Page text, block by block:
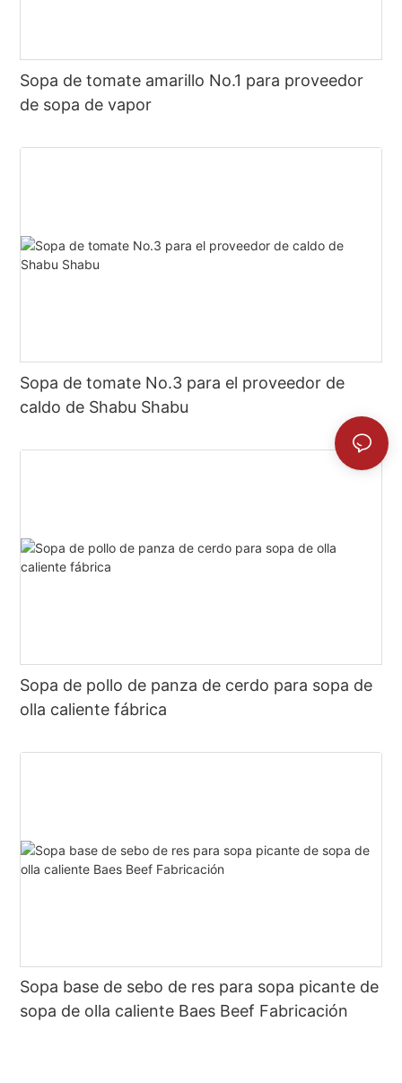
Sopa de tomate amarillo No.1 para proveedor
de sopa de vapor
Sopa de tomate No.3 para el proveedor de
caldo de Shabu Shabu
Sopa de pollo de panza de cerdo para sopa de
olla caliente fábrica
Sopa base de sebo de res para sopa picante de
sopa de olla caliente Baes Beef Fabricación